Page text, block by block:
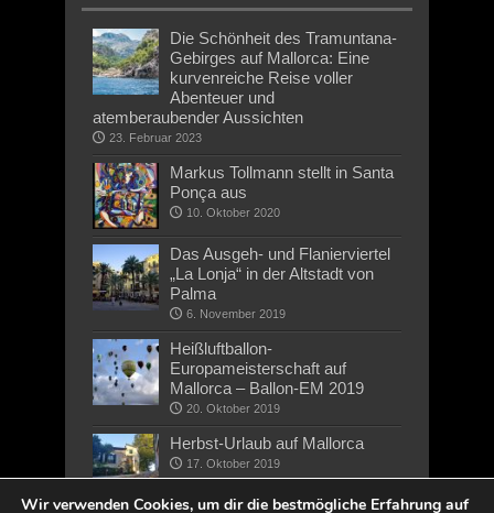
Die Schönheit des Tramuntana-
Gebirges auf Mallorca: Eine
kurvenreiche Reise voller
Abenteuer und
atemberaubender Aussichten
23. Februar 2023
Markus Tollmann stellt in Santa
Ponça aus
10. Oktober 2020
Das Ausgeh- und Flanierviertel
„La Lonja“ in der Altstadt von
Palma
6. November 2019
Heißluftballon-
Europameisterschaft auf
Mallorca – Ballon-EM 2019
20. Oktober 2019
Herbst-Urlaub auf Mallorca
17. Oktober 2019
Wir verwenden Cookies, um dir die bestmögliche Erfahrung auf